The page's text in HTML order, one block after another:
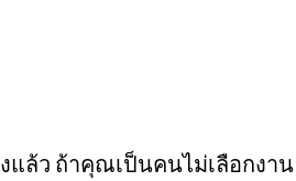
แล้ว ถ้าคุณเป็นคนไม่เลือกงาน